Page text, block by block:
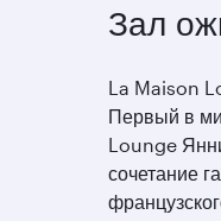
Зал
La Maison
Первый в
Lounge
сочетание